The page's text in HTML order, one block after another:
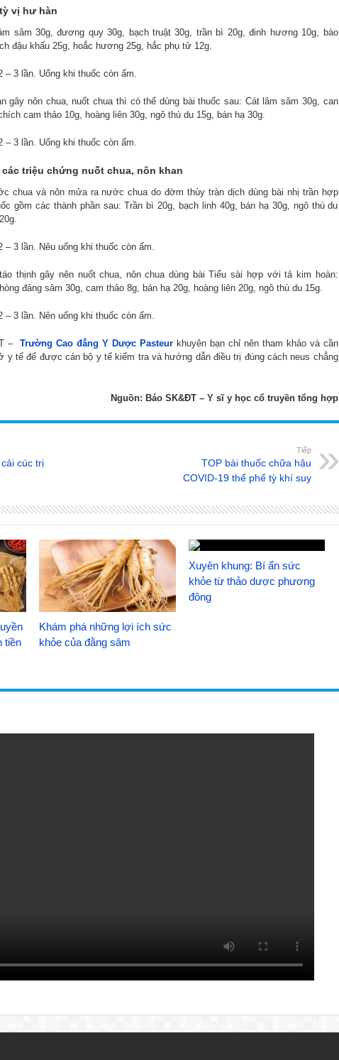
vị hư hàn
sâm 30g, đương quy 30g, bạch truật 30g, trần bì 20g, đinh hương 10g, bào
đậu khấu 25g, hoắc hương 25g, hắc phụ tử 12g.
3 lần. Uống khi thuốc còn ấm.
gây nôn chua, nuốt chua thì có thể dùng bài thuốc sau: Cát lâm sâm 30g, can
cam thảo 10g, hoàng liên 30g, ngô thù du 15g, bán hạ 30g.
3 lần. Uống khi thuốc còn ấm.
triệu chứng nuốt chua, nôn khan
chua và nôn mửa ra nước chua do đờm thùy tràn dịch dùng bài nhị trần hợp
gồm các thành phần sau: Trần bì 20g, bạch linh 40g, bán hạ 30g, ngô thù du
3 lần. Nêu uống khi thuốc còn ấm.
thịnh gây nên nuốt chua, nôn chua dùng bài Tiểu sài hợp với tả kim hoàn:
đảng sâm 30g, cam thảo 8g, bán hạ 20g, hoàng liên 20g, ngô thù du 15g.
3 lần. Nên uống khi thuốc còn ấm.
–Trường Cao đẳng Y Dược Pasteurkhuyên bạn chỉ nên tham khảo và cần
y tế để được cán bộ y tế kiểm tra và hướng dẫn điều trị đúng cách neus chẳng
Nguồn: Báo SK&ĐT – Y sĩ y học cổ truyền tổng hợp
cúc trị
Tiếp
TOP bài thuốc chữa hậu
COVID-19 thể phế tỳ khí suy
tiền
Khám phá những lợi ích sức
khỏe của đằng sâm
Xuyên khung: Bí ẩn sức
khỏe từ thảo dược phương
đông